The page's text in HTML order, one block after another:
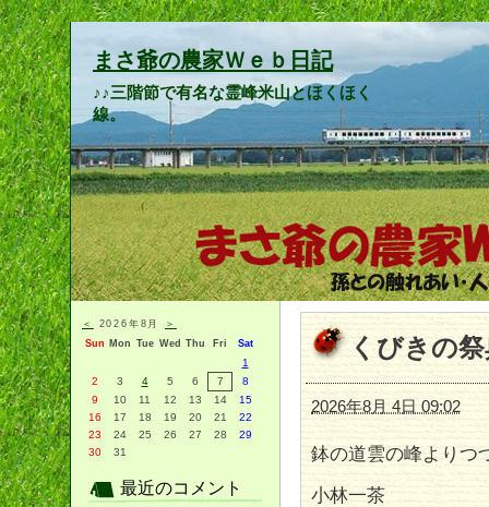
まさ爺の農家Ｗｅｂ日記
♪♪三階節で有名な霊峰米山とほくほく
線。
くびきの
2026年8月 4日 09:02
鉢の道雲の峰よりつ
小林一茶
＜ 2026年8月
＞
Sun Mon Tue Wed Thu Fri Sat
1
2
3 4 5 6 7
8
9
10 11 12 13 14
15
16
17 18 19 20 21
22
23
24 25 26 27 28
29
30
31
最近のコメント